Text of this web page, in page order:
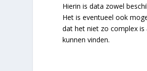
Hierin is data zowel
Het is eventueel ook
dat het niet zo complex
kunnen vinden.